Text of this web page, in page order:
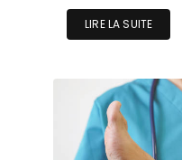
LIRE LA SUITE